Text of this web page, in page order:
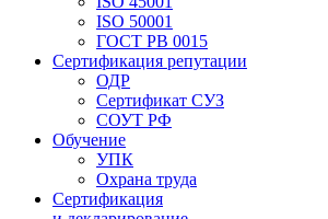
ISO 50001
ГОСТ РВ 0015
Сертификация репутации
ОДР
Сертификат СУЗ
СОУТ РФ
Обучение
УПК
Охрана труда
Сертификация